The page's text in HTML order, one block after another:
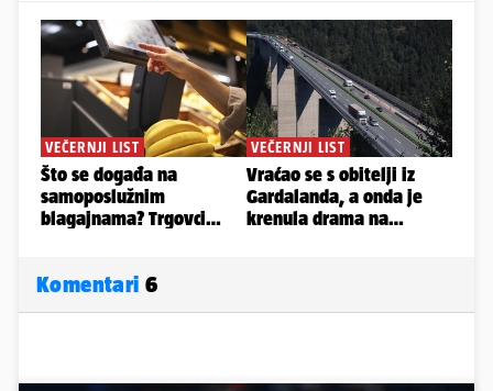
Komentari 6